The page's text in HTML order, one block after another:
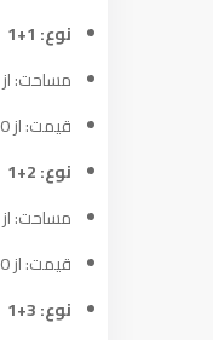
نوع: 1+1
مساحت: از 68.47 متر مربع تا 94.76 متر مربع
قیمت: از 445,000 دلار تا 930,000 دلار
نوع: 2+1
مساحت: از 106.85 متر مربع تا 168.36 متر مربع
قیمت: از 660,000 دلار تا 1,330,000 دلار
نوع: 3+1